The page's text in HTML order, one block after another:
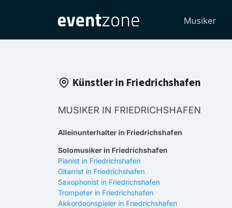
Musiker
Künstler in Friedrichshafen
MUSIKER IN FRIEDRICHSHAFEN
Alleinunterhalter in Friedrichshafen
Solomusiker in Friedrichshafen
Pianist in Friedrichshafen
Gitarrist in Friedrichshafen
Saxophonist in Friedrichshafen
Trompeter in Friedrichshafen
Akkordeonspieler in Friedrichshafen